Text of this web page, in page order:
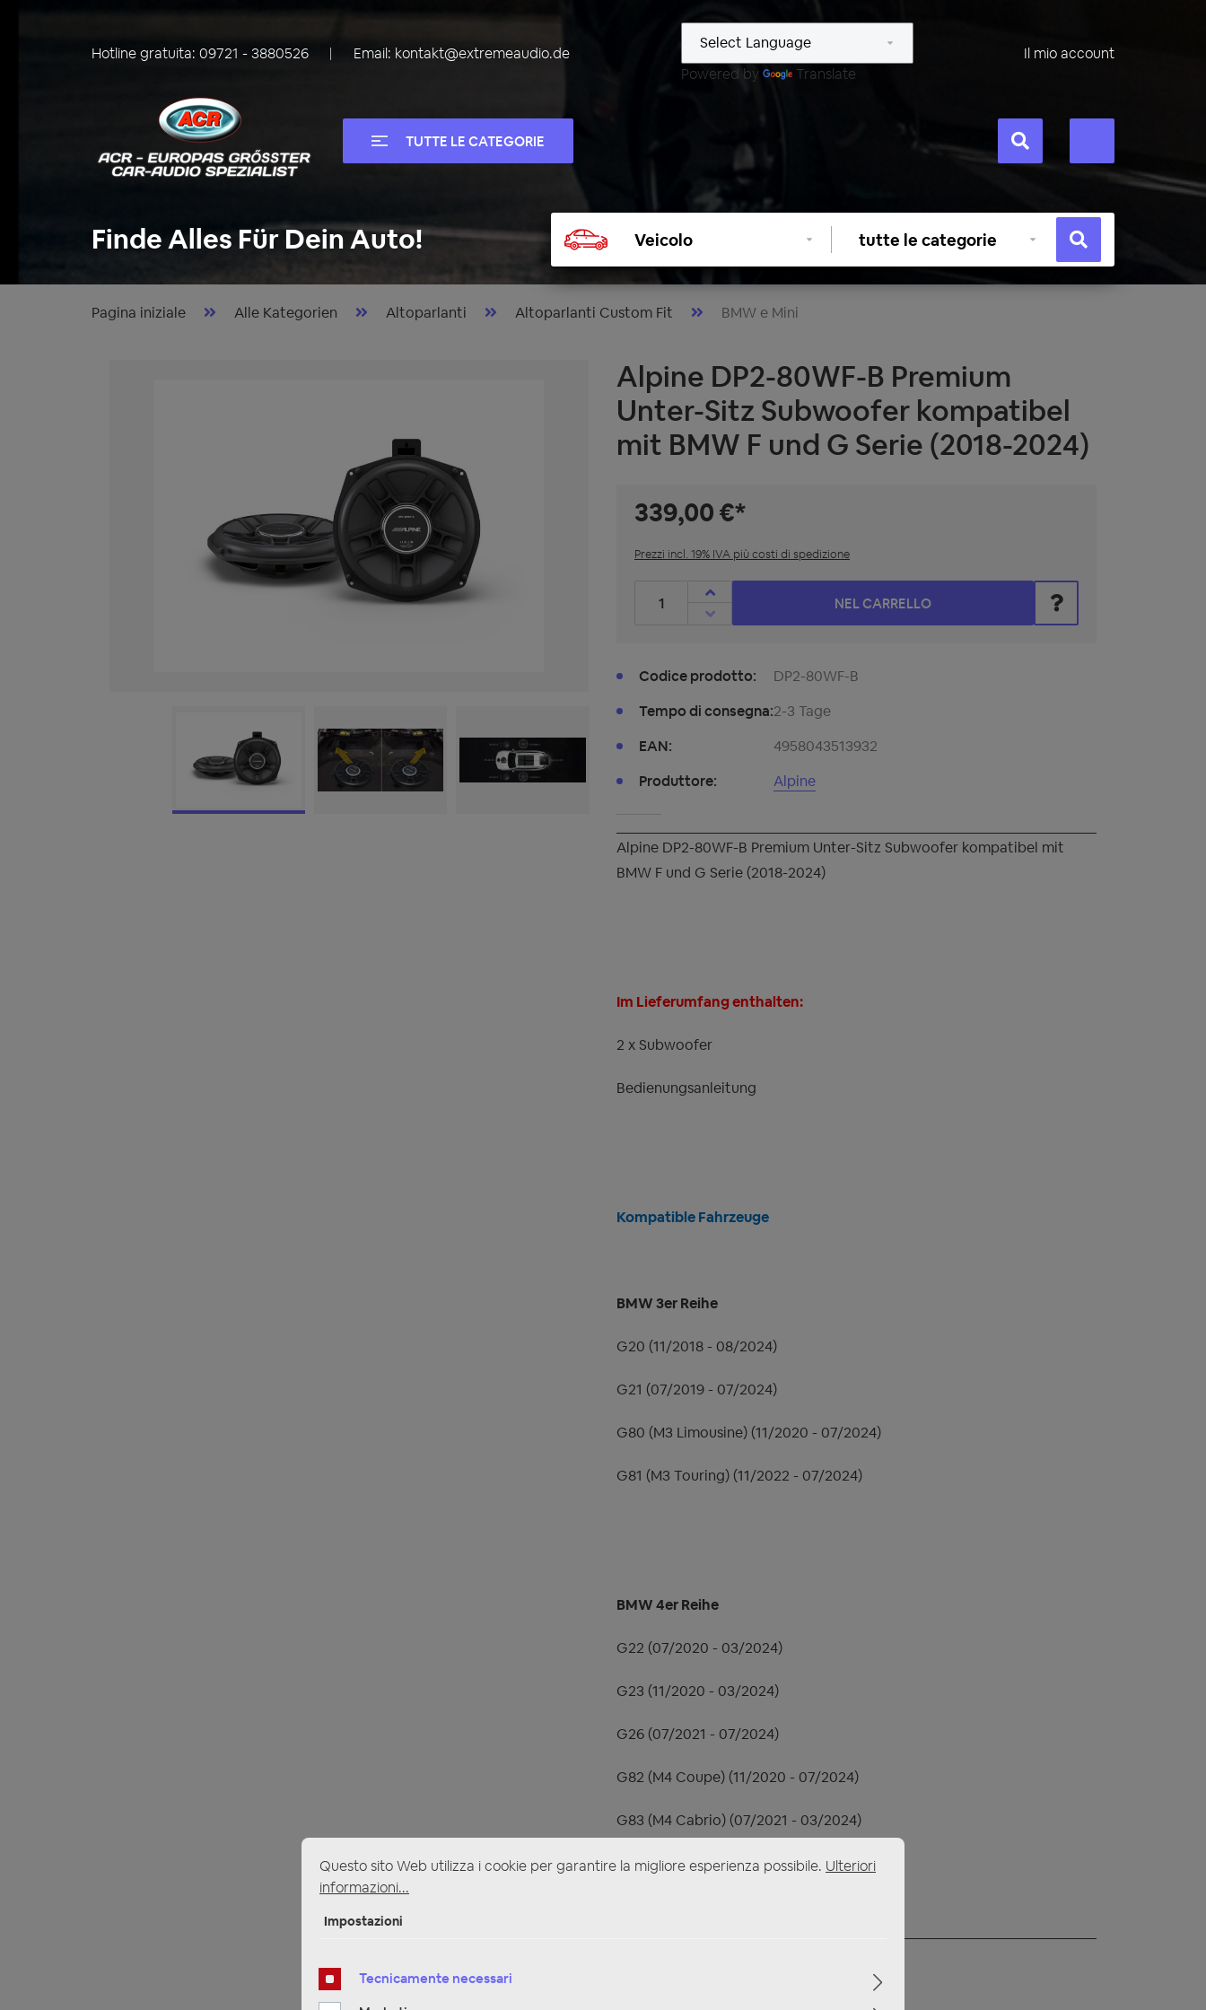
Hotline gratuita: 09721 - 3880526 Email: kontakt@extremeaudio.de
Powered by
Translate
Il mio account
TUTTE LE CATEGORIE
Finde Alles Für Dein Auto!
veicolo
Selezionare
categoria
Pagina iniziale Alle Kategorien Altoparlanti Altoparlanti Custom Fit BMW e Mini
Alpine DP2-80WF-B Premium
Unter-Sitz Subwoofer kompatibel
mit BMW F und G Serie (2018-2024)
339,00 €*
Prezzi incl. 19% IVA più costi di spedizione
Quantità prodotto: inserisci il valore desiderato oppure utilizza i pulsanti per aumentare
NEL CARRELLO
Codice prodotto:
DP2-80WF-B
Tempo di consegna:2-3 Tage
EAN:
4958043513932
Produttore:
Alpine
Alpine DP2-80WF-B Premium Unter-Sitz Subwoofer kompatibel mit
BMW F und G Serie (2018-2024)
Im Lieferumfang enthalten:
2 x Subwoofer
Bedienungsanleitung
Kompatible Fahrzeuge
BMW 3er Reihe
G20 (11/2018 - 08/2024)
G21 (07/2019 - 07/2024)
G80 (M3 Limousine) (11/2020 - 07/2024)
G81 (M3 Touring) (11/2022 - 07/2024)
BMW 4er Reihe
G22 (07/2020 - 03/2024)
G23 (11/2020 - 03/2024)
G26 (07/2021 - 07/2024)
G82 (M4 Coupe) (11/2020 - 07/2024)
G83 (M4 Cabrio) (07/2021 - 03/2024)
Questo sito Web utilizza i cookie per garantire la migliore esperienza possibile. Ulteriori
informazioni...
Impostazioni
Tecnicamente necessari